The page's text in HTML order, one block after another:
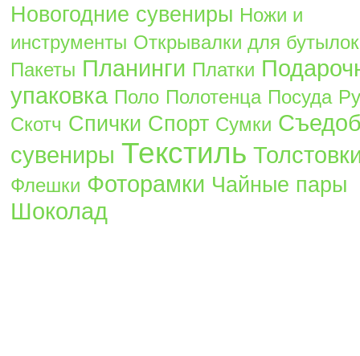
Новогодние сувениры Ножи и
инструменты Открывалки для бутылок
Пакеты Планинги Платки
упаковка Поло Полотенца Посуда
Скотч Спички Спорт Сумки
сувениры Текстиль
Флешки Фоторамки Чайные пары
Шоколад